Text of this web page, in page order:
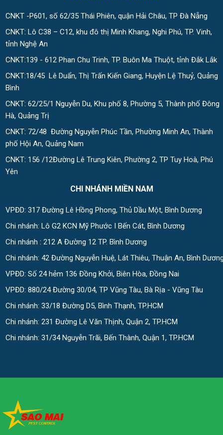
CNKT -P601, số 62/35 Thái Phiên, quận Hải Châu, TP Đà Nẵng
CNKT: Lô C38 – C12, khu đô thị Minh Khang, Nghi Phú, TP. Vinh,
tỉnh Nghệ An
CNKT:139 - 612 Phan Chu Trinh, TP. Buôn Ma Thuột, tỉnh Đắk Lắk
CNKT:18/45 Lê Duẩn, Thị Trấn Kiến Giang, Huyện Lệ Thuỷ, Quảng
Bình
CNKT: 62/25/1 Nguyễn Du, Khu phố 8, Phường 5, Thành phố Đông
Hà, Quảng Trị
CNKT: 72/48 Đường Nguyễn Phúc Tần, Phường Minh An, Thành
phố Hội An, Quảng Nam
CNKT: 156 /12Đường Lê Trung Kiên, Phường 2, TP Tuy Hoà, Phú
Yên
CHI NHÁNH MIỀN NAM
VPĐD: 317 Đường Lê Hồng Phong, Thủ Dầu Một, Bình Dương
Chi nhánh: Lô G2 KCN Mỹ Phước I Bến Cát, Bình Dương
Chi nhánh : 212 A Đường 12 TP. Bình Dương
Chi nhánh: 42 Đường Nguyễn Huệ, Lát Thiêu, Thuận An, Bình
VPĐD: Số 24 hẻm 136 Đồng Khởi, Biên Hòa, Đồng Nai
VPĐD: 880/24 Đường 30/04, TP Vũng Tàu, Bà Rịa - Vũng Tàu
Chi nhánh: 33/18 Đường D5, Bình Thạnh, TP.HCM
Chi nhánh: 231 Đường Lê Văn Thịnh, Quận 2, TP.HCM
Chi nhánh: 31/34 Nguyễn Trãi, Bến Thành, Quận 1, TP.HCM